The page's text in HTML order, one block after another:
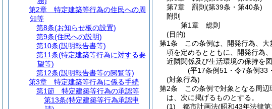
第7章
罰則 (第39条・第40条)
附則
第1章
総則
(目的)
第1条
この条例は、開発行為、
項を定めるとともに、開発行為
近隣関係及び生活環境の保持を
(平17条例51・令7条例33
(対象行為)
第2条
この条例で対象となる周
は、次に掲げるものとする。
(1)
都市計画法(昭和43年法律
第2章
特定建築等行為の住民への周
知等
第8条(お知らせ板の設置)
第9条(住民への説明)
第10条(説明報告書等)
第11条(特定建築等行為に対する要
望等)
第12条(説明報告書等の閲覧等)
第3章
特定建築等行為に係る手続
第1節
特定建築等行為の承認等
第13条(特定建築等行為承認申